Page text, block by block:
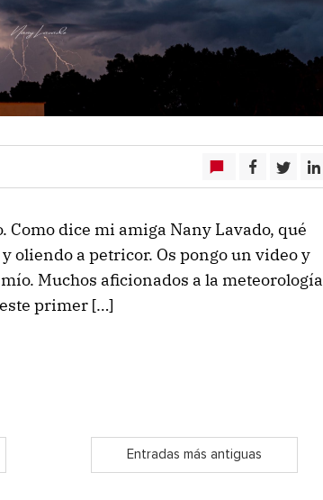
Como dice mi amiga Nany Lavado, qué
oliendo a petricor. Os pongo un video y
Muchos aficionados a la meteorología
primer […]
Entradas más antiguas